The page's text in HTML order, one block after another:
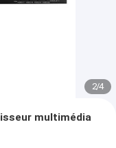
2/4
multimédia